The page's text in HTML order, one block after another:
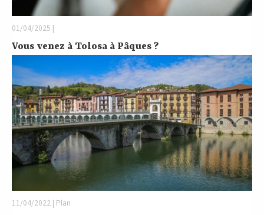
01/04/2025 |
Vous venez à Tolosa à Pâques ?
11/04/2022 | Plan